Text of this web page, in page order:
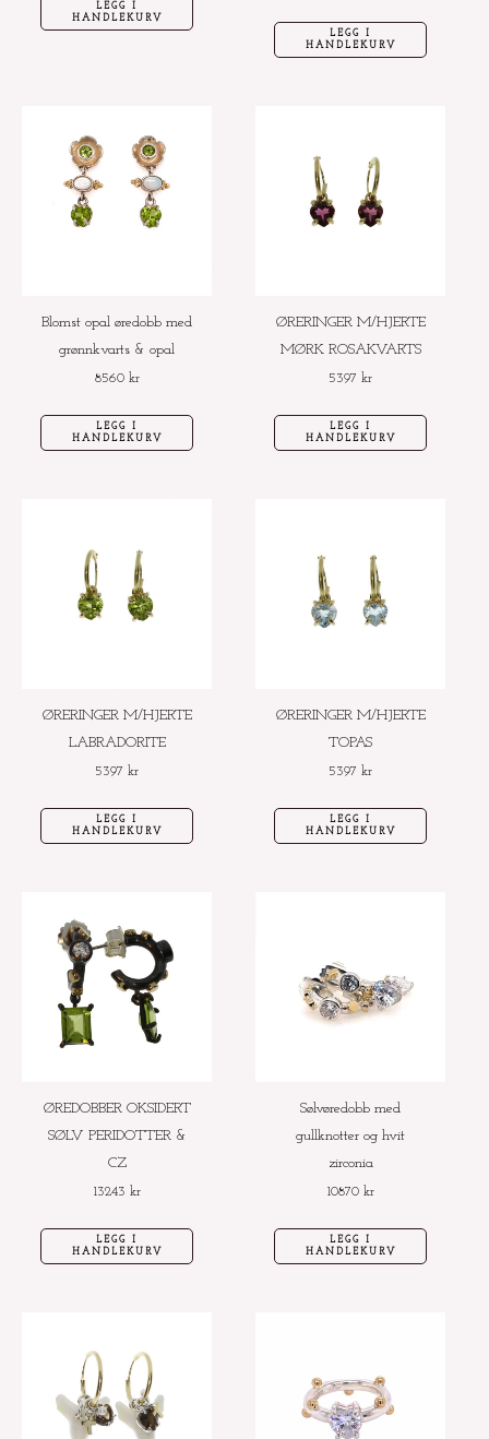
LEGG I
HANDLEKURV
LEGG I
HANDLEKURV
Blomst opal øredobb med
grønnkvarts & opal
8560 kr
LEGG I
HANDLEKURV
ØRERINGER M/HJERTE
MØRK ROSAKVARTS
5397 kr
LEGG I
HANDLEKURV
ØRERINGER M/HJERTE
LABRADORITE
5397 kr
LEGG I
HANDLEKURV
ØRERINGER M/HJERTE
TOPAS
5397 kr
LEGG I
HANDLEKURV
ØREDOBBER OKSIDERT
SØLV PERIDOTTER &
CZ
13243 kr
LEGG I
HANDLEKURV
Sølvøredobb med
gullknotter og hvit
zirconia
10870 kr
LEGG I
HANDLEKURV